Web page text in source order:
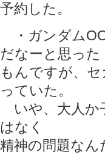
予約した。
・ガンダム
だなーと思った
もんですが、
っていた。
いや、大人か
はなく
精神の問題なん